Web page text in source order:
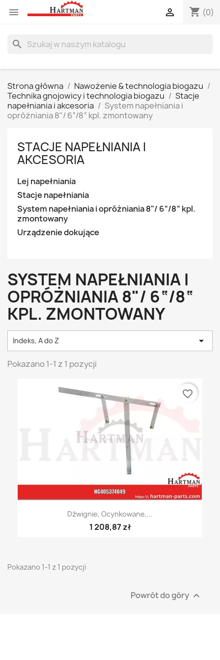
 shopping_cart (0)

search
Strona główna
Nawożenie & technologia biogazu
Technika gnojowicy i technologia biogazu
Stacje
napełniania i akcesoria
System napełniania i
opróżniania 8"/ 6“/8“ kpl. zmontowany
STACJE NAPEŁNIANIA I
AKCESORIA
Lej napełniania
Stacje napełniania
System napełniania i opróżniania 8"/ 6“/8“ kpl.
zmontowany
Urządzenie dokujące
SYSTEM NAPEŁNIANIA I
OPRÓŻNIANIA 8"/ 6“/8“
KPL. ZMONTOWANY
Indeks, A do Z 
Pokazano 1-1 z 1 pozycji
Dźwignie, Ocynkowane,...
1 208,87 zł
favorite_border
Pokazano 1-1 z 1 pozycji
Powrót do góry 